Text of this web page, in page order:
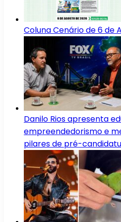
Coluna Cenário de 6 de
Danilo Rios apresenta
empreendedorismo e
pilares de pré-